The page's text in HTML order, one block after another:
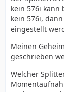
kein 576i kann
kein 576i,
eingestellt
Meinen
geschrieben
Welcher